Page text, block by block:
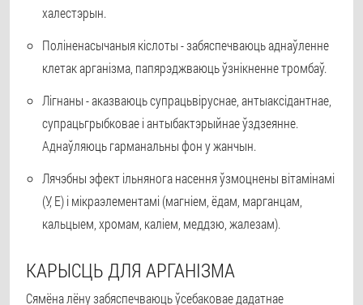
халестэрын.
Поліненасычаныя кіслоты - забяспечваюць аднаўленне
клетак арганізма, папярэджваюць ўзнікненне тромбаў.
Лігнаны - аказваюць супрацьвіруснае, антыаксідантнае,
супрацьгрыбковае і антыбактэрыйнае ўздзеянне.
Аднаўляюць гарманальны фон у жанчын.
Лячэбны эфект ільнянога насення ўзмоцнены вітамінамі
(У, Е) і мікраэлементамі (магніем, ёдам, марганцам,
кальцыем, хромам, каліем, меддзю, жалезам).
КАРЫСЦЬ ДЛЯ АРГАНІЗМА
Сямёна лёну забяспечваюць ўсебаковае дадатнае